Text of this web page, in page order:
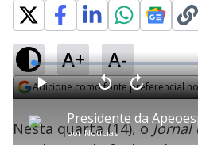
A+ A-
Adicione como fonte preferencial
P
por Notícias
P V
t
a
r
A
n
a
L
o
a
d
e
:
1
.
8
Nesta quarta (14), oJornal